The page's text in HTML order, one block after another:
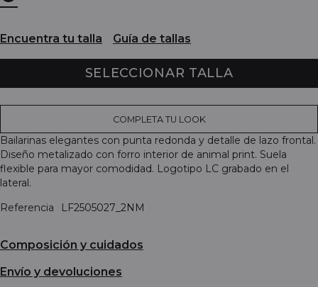
Encuentra tu talla Guía de tallas
SELECCIONAR TALLA
COMPLETA TU LOOK
Bailarinas elegantes con punta redonda y detalle de lazo frontal.
Diseño metalizado con forro interior de animal print. Suela
flexible para mayor comodidad. Logotipo LC grabado en el
lateral.
Referencia
LF2505027_2NM
Composición y cuidados
Envío y devoluciones